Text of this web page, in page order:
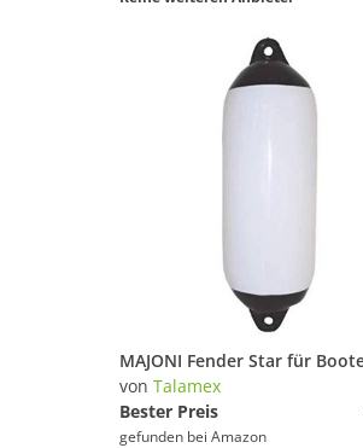
von Talamex
Bester Preis
gefunden bei Amazon